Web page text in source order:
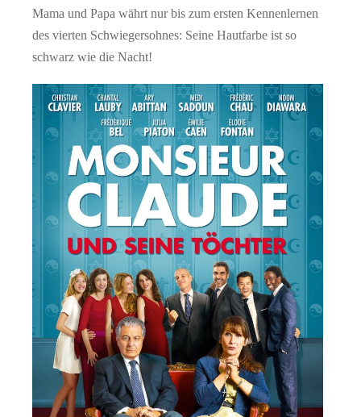
Mama und Papa währt nur bis zum ersten Kennenlernen
des vierten Schwiegersohnes: Seine Hautfarbe ist so
schwarz wie die Nacht!